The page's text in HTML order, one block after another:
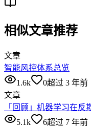
相似文章推荐
文章
智能风控体系总览
1.6k
0超过 3 年前
文章
「回顾」机器学习在反
5.1k
6超过 7 年前